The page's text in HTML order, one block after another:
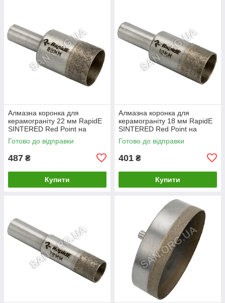
Алмазна коронка для
керамограніту 22 мм RapidE
SINTERED Red Point на
Дриль
Готово до відправки
487 ₴
Купити
Алмазна коронка для
керамограніту 18 мм RapidE
SINTERED Red Point на
Дриль
Готово до відправки
401 ₴
Купити